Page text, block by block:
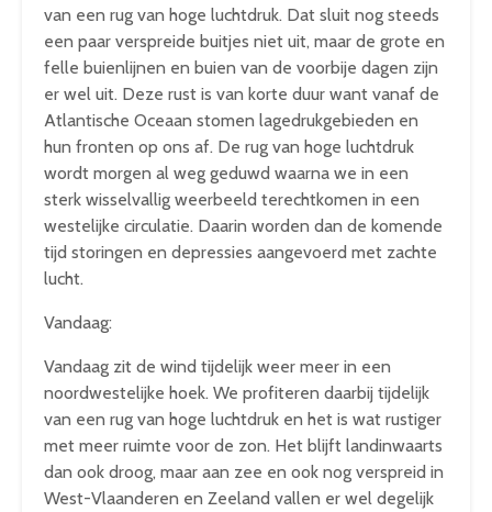
van een rug van hoge luchtdruk. Dat sluit nog steeds
een paar verspreide buitjes niet uit, maar de grote en
felle buienlijnen en buien van de voorbije dagen zijn
er wel uit. Deze rust is van korte duur want vanaf de
Atlantische Oceaan stomen lagedrukgebieden en
hun fronten op ons af. De rug van hoge luchtdruk
wordt morgen al weg geduwd waarna we in een
sterk wisselvallig weerbeeld terechtkomen in een
westelijke circulatie. Daarin worden dan de komende
tijd storingen en depressies aangevoerd met zachte
lucht.
Vandaag:
Vandaag zit de wind tijdelijk weer meer in een
noordwestelijke hoek. We profiteren daarbij tijdelijk
van een rug van hoge luchtdruk en het is wat rustiger
met meer ruimte voor de zon. Het blijft landinwaarts
dan ook droog, maar aan zee en ook nog verspreid in
West-Vlaanderen en Zeeland vallen er wel degelijk